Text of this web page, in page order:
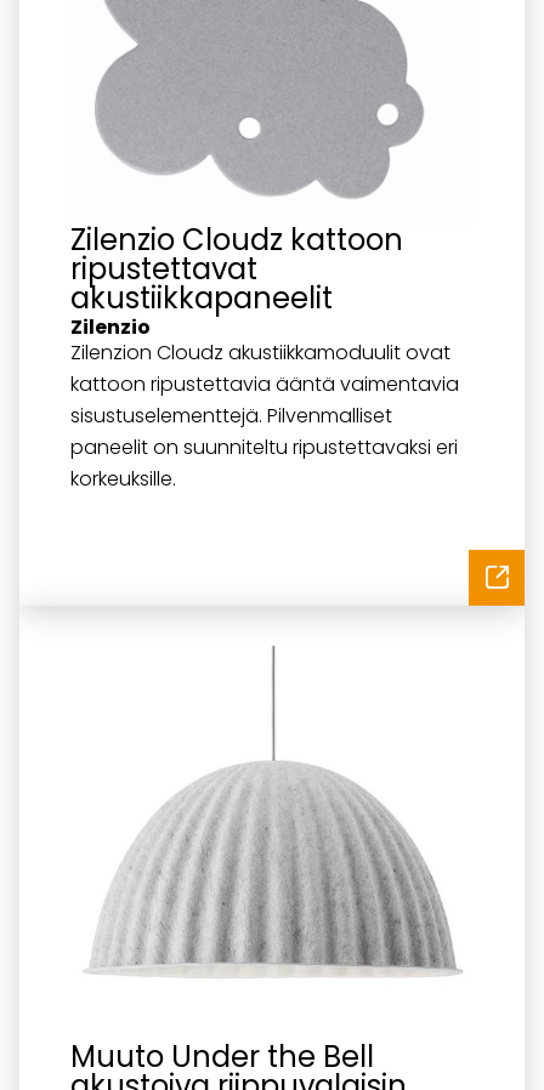
Zilenzio Cloudz kattoon
ripustettavat
akustiikkapaneelit
Zilenzio
Zilenzion Cloudz akustiikkamoduulit ovat
kattoon ripustettavia ääntä vaimentavia
sisustuselementtejä. Pilvenmalliset
paneelit on suunniteltu ripustettavaksi eri
korkeuksille.
Muuto Under the Bell